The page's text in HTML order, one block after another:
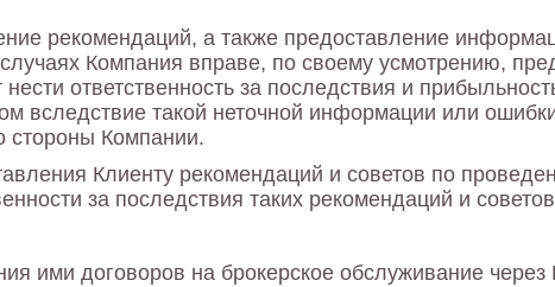
рекомендаций, а также предоставление
Компания вправе, по своему усмотрению,
ответственность за последствия и
вследствие такой неточной информации или
стороны Компании.
Клиенту рекомендаций и советов по
за последствия таких рекомендаций и
ими договоров на брокерское обслуживание